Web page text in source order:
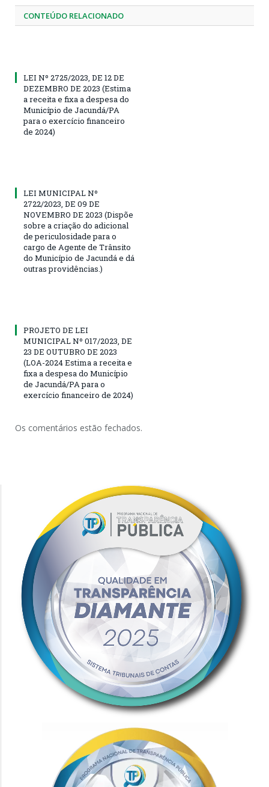
CONTEÚDO RELACIONADO
LEI Nº 2725/2023, DE 12 DE
DEZEMBRO DE 2023 (Estima
a receita e fixa a despesa do
Município de Jacundá/PA
para o exercício financeiro
de 2024)
LEI MUNICIPAL Nº
2722/2023, DE 09 DE
NOVEMBRO DE 2023 (Dispõe
sobre a criação do adicional
de periculosidade para o
cargo de Agente de Trânsito
do Município de Jacundá e dá
outras providências.)
PROJETO DE LEI
MUNICIPAL Nº 017/2023, DE
23 DE OUTUBRO DE 2023
(LOA-2024 Estima a receita e
fixa a despesa do Município
de Jacundá/PA para o
exercício financeiro de 2024)
Os comentários estão fechados.